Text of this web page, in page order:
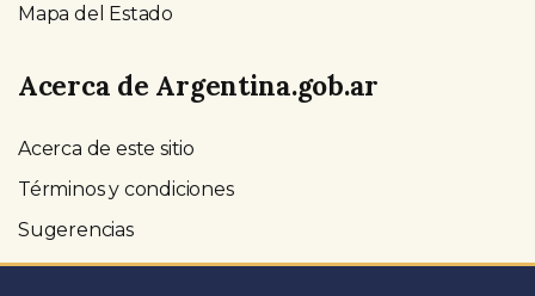
Mapa del Estado
Acerca de Argentina.gob.ar
Acerca de este sitio
Términos y condiciones
Sugerencias